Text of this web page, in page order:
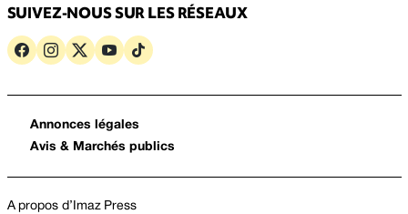
SUIVEZ-NOUS SUR LES RÉSEAUX
Annonces légales
Avis & Marchés publics
A propos d’Imaz Press